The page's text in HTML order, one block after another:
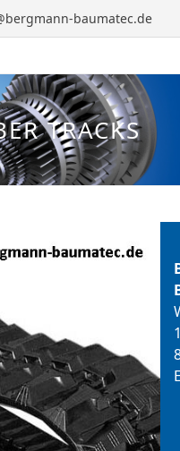
baumatec.de
TRACKS